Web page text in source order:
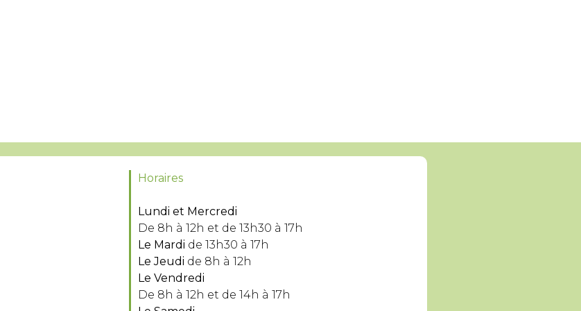
Horaires
Lundi et Mercredi
De 8h à 12h et de 13h30 à 17h
Le Mardi de 13h30 à 17h
Le Jeudi de 8h à 12h
Le Vendredi
De 8h à 12h et de 14h à 17h